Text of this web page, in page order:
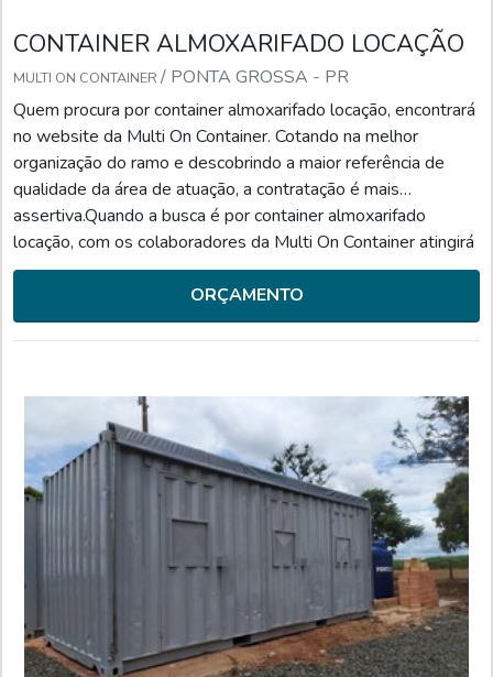
CONTAINER ALMOXARIFADO LOCAÇÃO
MULTI ON CONTAINER / PONTA GROSSA - PR
Quem procura por container almoxarifado locação, encontrará
no website da Multi On Container. Cotando na melhor
organização do ramo e descobrindo a maior referência de
qualidade da área de atuação, a contratação é mais
assertiva.Quando a busca é por container almoxarifado
locação, com os colaboradores da Multi On Container atingirá
ótima qualidade com entregas seguras e ágeis feitas pelos
melhores transportadores.UM POUCO MAIS SOBRE CON...
ORÇAMENTO